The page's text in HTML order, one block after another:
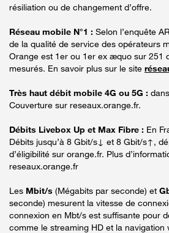
résiliation ou de changement d’offre.
Réseau mobile N°1 : Selon l’enquête
de la qualité de service des opérateurs
Orange est 1er ou 1er ex æquo sur 251
mesurés. En savoir plus sur le site
Très haut débit mobile 4G ou 5G :
Couverture sur reseaux.orange.fr.
Débits Livebox Up et Max Fibre : En
Débits jusqu’à 8 Gbit/s↓ et 8 Gbit/s↑,
d’éligibilité sur orange.fr. Plus
reseaux.orange.fr
Les Mbit/s (Mégabits par seconde) et
seconde) mesurent la vitesse de
connexion en Mbt/s est suffisante pour
comme le streaming HD et la